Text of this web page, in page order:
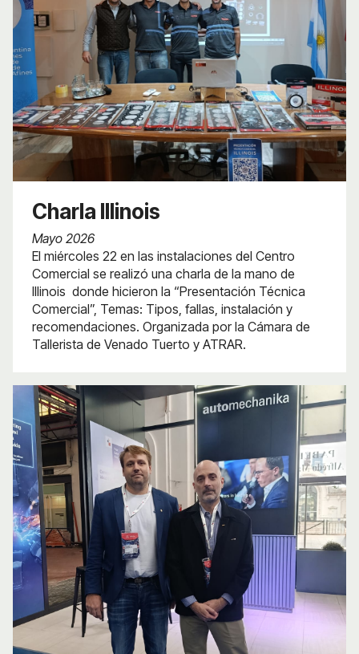
Charla Illinois
Mayo 2026
El miércoles 22 en las instalaciones del Centro
Comercial se realizó una charla de la mano de
Illinois donde hicieron la “Presentación Técnica
Comercial”, Temas: Tipos, fallas, instalación y
recomendaciones. Organizada por la Cámara de
Tallerista de Venado Tuerto y ATRAR.